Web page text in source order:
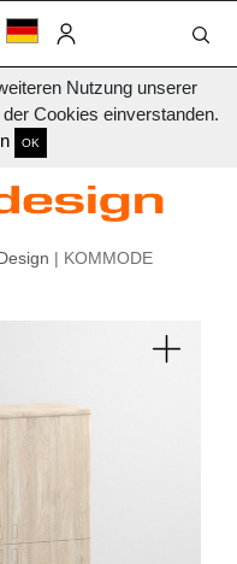
Nutzung unserer
Cookies einverstanden.
OK
| KOMMODE